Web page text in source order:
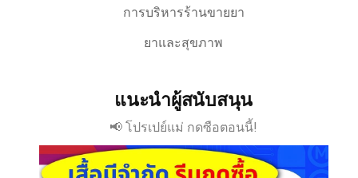
การบริหารร้านขายยา
ยาและสุขภาพ
แนะนำผู้สนับสนุน
📢 โปรเปย์แม่ กดซือตอนนี้!